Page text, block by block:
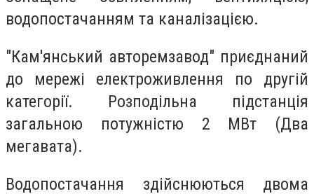
водопостачанням та каналізацією.
"Кам'янський авторемзавод" приєднаний
до мережі електроживлення по другій
категорії. Розподільна підстанція
загальною потужністю 2 МВт (Два
мегавата).
Водопостачання здійснюються двома